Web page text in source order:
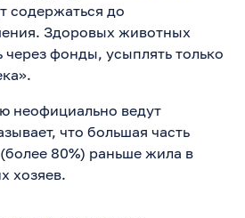
содержаться до
Здоровых животных
через фонды, усыплять только
неофициально ведут
что большая часть
80%) раньше жила в
хозяев.